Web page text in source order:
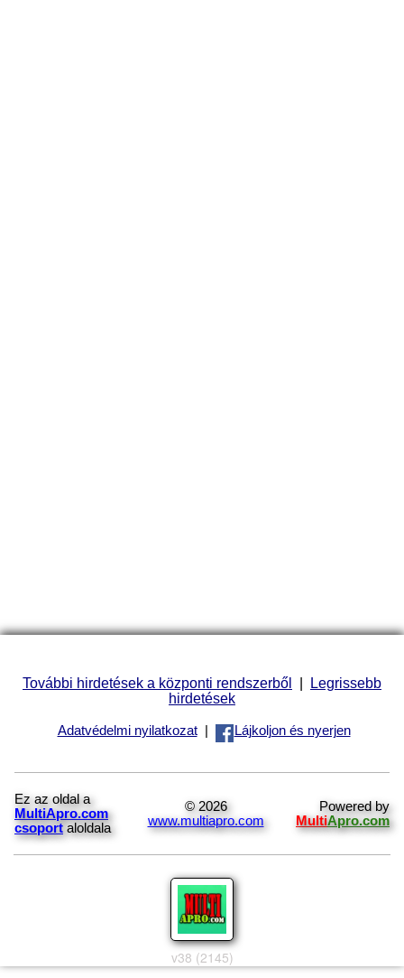
További hirdetések a központi rendszerből | Legrissebb
hirdetések
Adatvédelmi nyilatkozat| Lájkoljon és nyerjen
Ez az oldal a
MultiApro.com
csoport aloldala
© 2026
www.multiapro.com
Powered by
MultiApro.com
v38 (2145)